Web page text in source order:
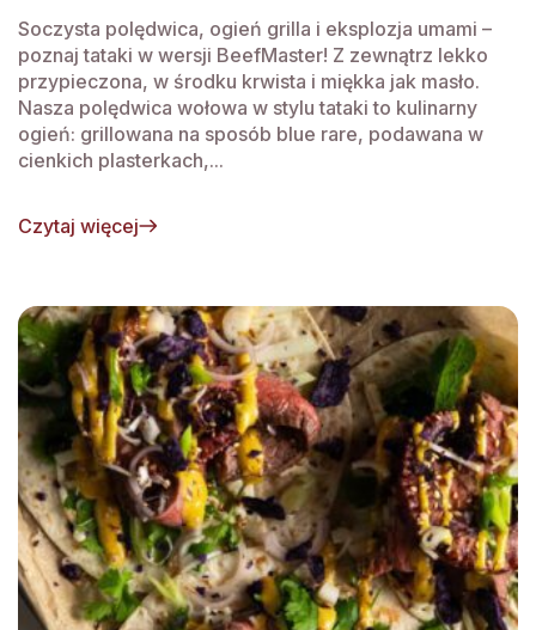
Soczysta polędwica, ogień grilla i eksplozja umami –
poznaj tataki w wersji BeefMaster! Z zewnątrz lekko
przypieczona, w środku krwista i miękka jak masło.
Nasza polędwica wołowa w stylu tataki to kulinarny
ogień: grillowana na sposób blue rare, podawana w
cienkich plasterkach,...
Czytaj więcej